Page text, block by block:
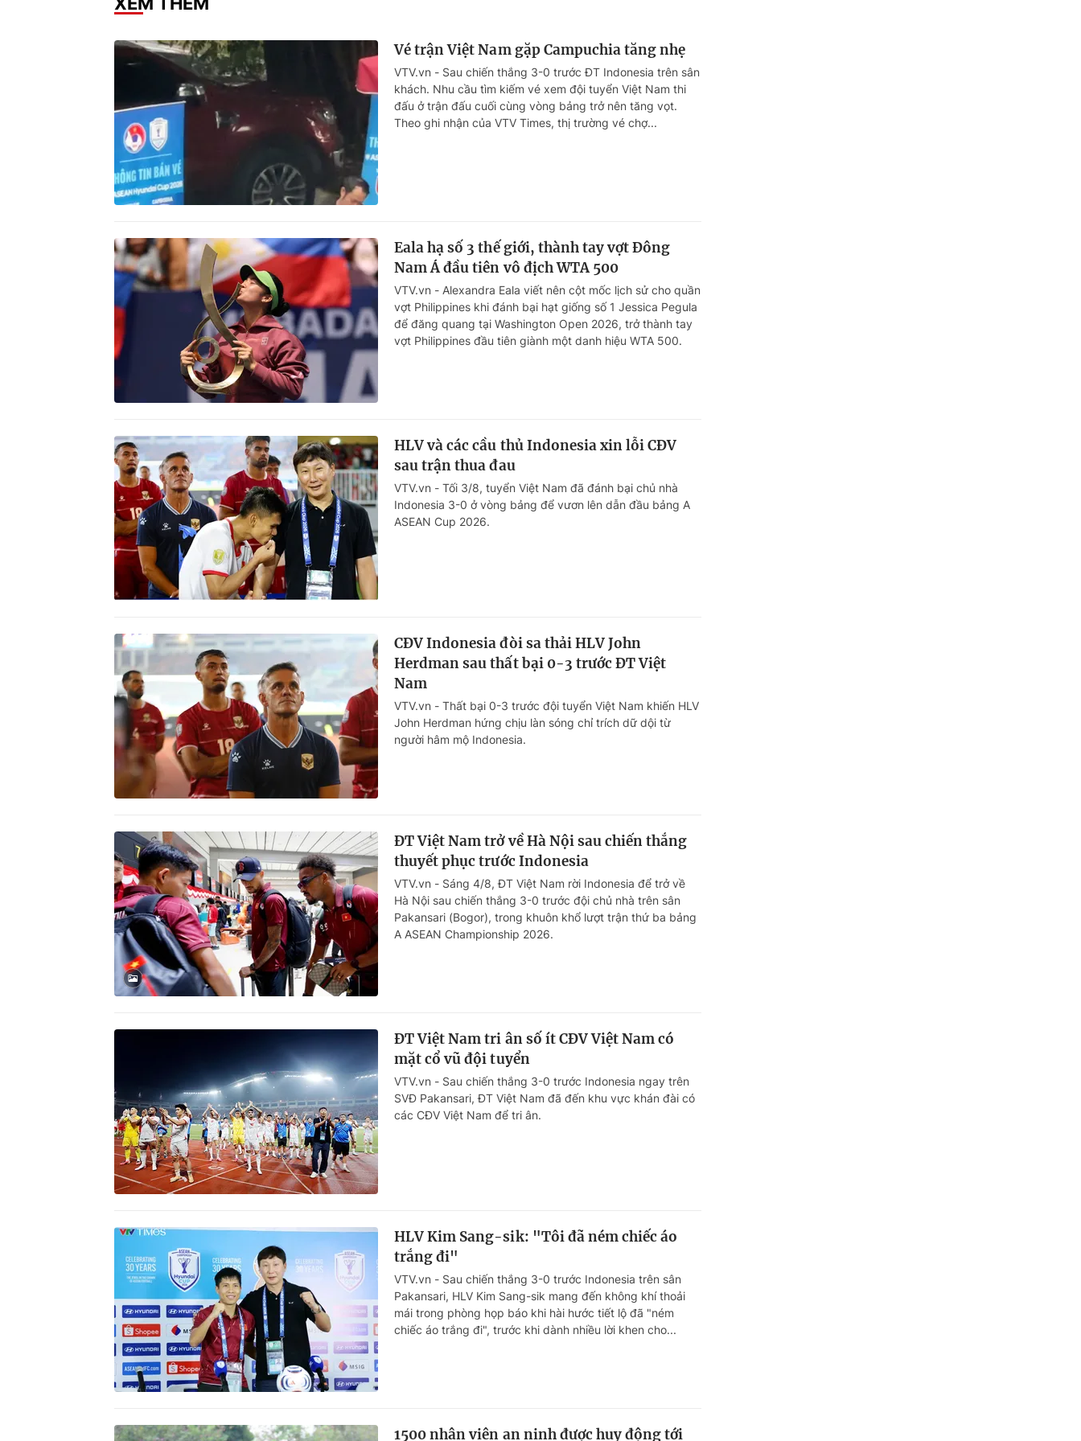
Vé trận Việt Nam gặp Campuchia tăng nhẹ
VTV.vn - Sau chiến thắng 3-0 trước ĐT Indonesia trên sân
khách. Nhu cầu tìm kiếm vé xem đội tuyển Việt Nam thi
đấu ở trận đấu cuối cùng vòng bảng trở nên tăng vọt.
Theo ghi nhận của VTV Times, thị trường vé chợ...
Eala hạ số 3 thế giới, thành tay vợt Đông
Nam Á đầu tiên vô địch WTA 500
VTV.vn - Alexandra Eala viết nên cột mốc lịch sử cho quần
vợt Philippines khi đánh bại hạt giống số 1 Jessica Pegula
để đăng quang tại Washington Open 2026, trở thành tay
vợt Philippines đầu tiên giành một danh hiệu WTA 500.
HLV và các cầu thủ Indonesia xin lỗi CĐV
sau trận thua đau
VTV.vn - Tối 3/8, tuyển Việt Nam đã đánh bại chủ nhà
Indonesia 3-0 ở vòng bảng để vươn lên dẫn đầu bảng A
ASEAN Cup 2026.
CĐV Indonesia đòi sa thải HLV John
Herdman sau thất bại 0-3 trước ĐT Việt
Nam
VTV.vn - Thất bại 0-3 trước đội tuyển Việt Nam khiến HLV
John Herdman hứng chịu làn sóng chỉ trích dữ dội từ
người hâm mộ Indonesia.
ĐT Việt Nam trở về Hà Nội sau chiến thắng
thuyết phục trước Indonesia
VTV.vn - Sáng 4/8, ĐT Việt Nam rời Indonesia để trở về
Hà Nội sau chiến thắng 3-0 trước đội chủ nhà trên sân
Pakansari (Bogor), trong khuôn khổ lượt trận thứ ba bảng
A ASEAN Championship 2026.
ĐT Việt Nam tri ân số ít CĐV Việt Nam có
mặt cổ vũ đội tuyển
VTV.vn - Sau chiến thắng 3-0 trước Indonesia ngay trên
SVĐ Pakansari, ĐT Việt Nam đã đến khu vực khán đài có
các CĐV Việt Nam để tri ân.
HLV Kim Sang-sik: "Tôi đã ném chiếc áo
trắng đi"
VTV.vn - Sau chiến thắng 3-0 trước Indonesia trên sân
Pakansari, HLV Kim Sang-sik mang đến không khí thoải
mái trong phòng họp báo khi hài hước tiết lộ đã "ném
chiếc áo trắng đi", trước khi dành nhiều lời khen cho...
1500 nhân viên an ninh được huy động tới